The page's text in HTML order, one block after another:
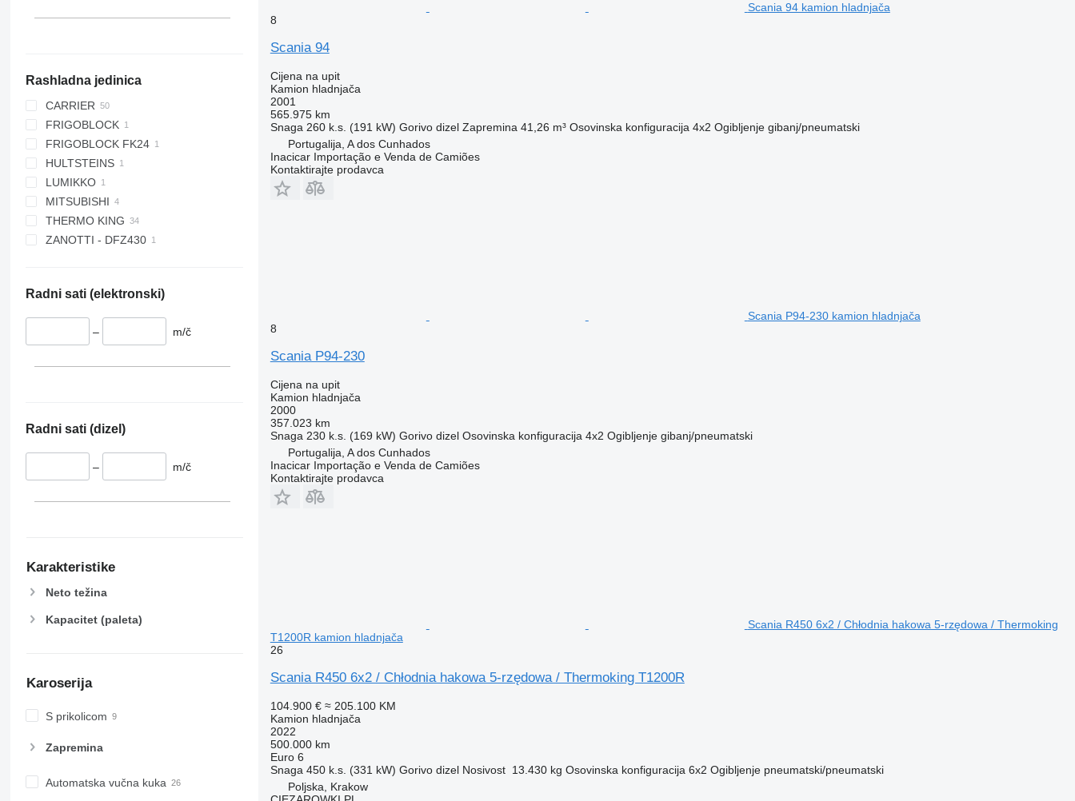
Rashladna jedinica
CARRIER
MAXIMA 850
SUPRA 750
SUPRA 850
SUPRA 850 Silent
SUPRA 850U
SUPRA 900U
SUPRA 950
SUPRA 1100U
SUPRA 1150
SUPRA 1150U
FRIGOBLOCK
FRIGOBLOCK FK24
HULTSTEINS
LUMIKKO
MITSUBISHI
TDJS50DA
TU85SA
THERMO KING
SLXi-300
T 800R
T 800R Spectrum
T 1000R
TS 500
UT 1200
ZANOTTI - DFZ430
Radni sati (elektronski)
– m/č
Radni sati (dizel)
– m/č
Karakteristike
Neto težina
Kapacitet (paleta)
Karoserija
S prikolicom
Zapremina
Automatska vučna kuka
Scania 94 kamion hladnjača
8
Scania 94
Cijena na upit
Kamion hladnjača
2001
565.975 km
Snaga 260 k.s. (191 kW) Gorivo dizel Zapremina 41,26 m³ Osovinska konfiguracija 4x2 Ogibljenje gibanj/pneumatski
Portugalija, A dos Cunhados
Inacicar Importação e Venda de Camiões
Kontaktirajte prodavca
Scania P94-230 kamion hladnjača
8
Scania P94-230
Cijena na upit
Kamion hladnjača
2000
357.023 km
Snaga 230 k.s. (169 kW) Gorivo dizel Osovinska konfiguracija 4x2 Ogibljenje gibanj/pneumatski
Portugalija, A dos Cunhados
Inacicar Importação e Venda de Camiões
Kontaktirajte prodavca
Scania R450 6x2 / Chłodnia hakowa 5-rzędowa / Thermoking
T1200R kamion hladnjača
26
Scania R450 6x2 / Chłodnia hakowa 5-rzędowa / Thermoking T1200R
104.900 € ≈ 205.100 KM
Kamion hladnjača
2022
500.000 km
Euro 6
Snaga 450 k.s. (331 kW) Gorivo dizel Nosivost 13.430 kg Osovinska konfiguracija 6x2 Ogibljenje pneumatski/pneumatski
Poljska, Krakow